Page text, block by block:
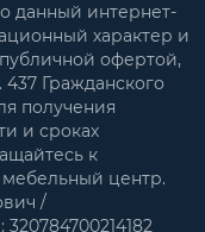
данный интернет-
характер и
офертой,
Гражданского
получения
и сроках
к
центр.
/